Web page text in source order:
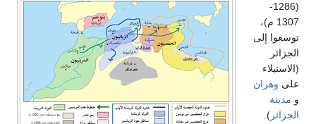
(1286-
1307 م)،
توسعوا إلى
الجزائر
(الاستيلاء
على وهران
و مدينة
الجزائر ).